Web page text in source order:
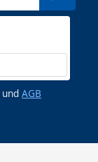
und AGB